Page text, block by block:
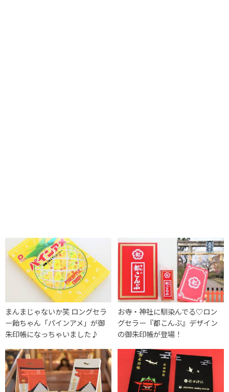
まんまじゃないか笑 ロングセラ
ー飴ちゃん「パインアメ」が御
朱印帳になっちゃいました♪
お寺・神社に馴染んでる♡ロン
グセラー『都こんぶ』デザイン
の御朱印帳が登場！